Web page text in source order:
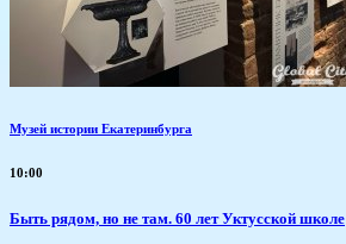
Музей истории Екатеринбурга
10:00
Быть рядом, но не там. 60 лет Уктусской школе